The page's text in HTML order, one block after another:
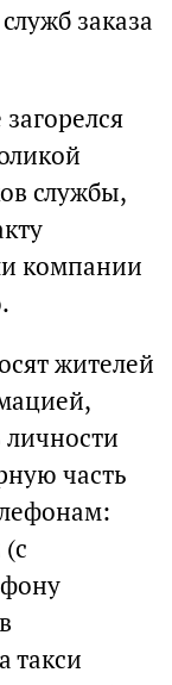
заказа
службы,
компании
жителей
часть
(с
такси